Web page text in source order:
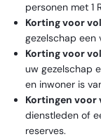
personen met 1
Korting voor
gezelschap een
Korting voor
uw gezelschap
en inwoner is
Kortingen voor
dienstleden of
reserves.